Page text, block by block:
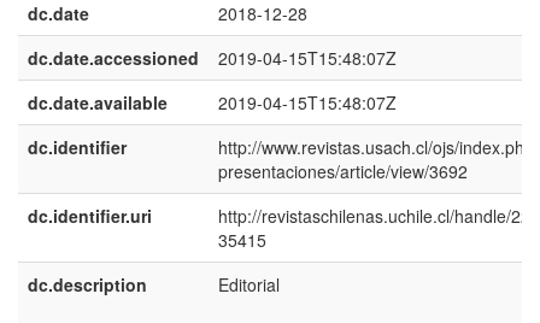
dc.date
2018-12-28
dc.date.accessioned
2019-04-15T15:48:07Z
dc.date.available
2019-04-15T15:48:07Z
dc.identifier
http://www.revistas.usach.cl/ojs/
presentaciones/article/view/3692
dc.identifier.uri
http://revistaschilenas.uchile.cl/handle/
35415
dc.description
Editorial